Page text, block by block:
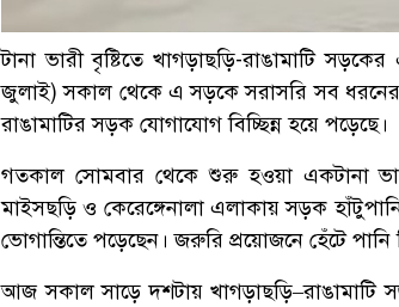
টানা ভারী বৃষ্টিতে খাগড়াছড়ি-রাঙামাটি
জুলাই) সকাল থেকে এ সড়কে সরাসরি সব ধরনের
রাঙামাটির সড়ক যোগাযোগ বিচ্ছিন্ন হয়ে পড়েছে।
গতকাল সোমবার থেকে শুরু হওয়া একটানা
মাইসছড়ি ও কেরেঙ্গেনালা এলাকায় সড়ক
ভোগান্তিতে পড়েছেন। জরুরি প্রয়োজনে হেঁটে পানি
আজ সকাল সাড়ে দশটায়